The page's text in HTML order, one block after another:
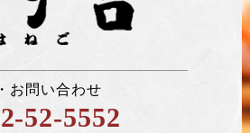
お問い合わせ
52-5552